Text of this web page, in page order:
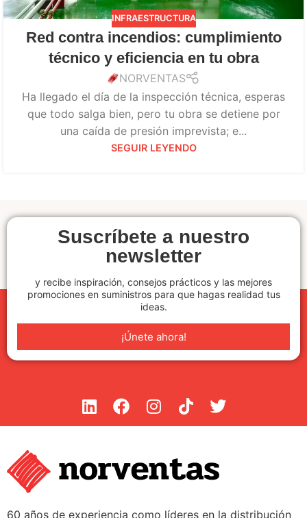
INFRAESTRUCTURA
Red contra incendios: cumplimiento
técnico y eficiencia en tu obra
NORVENTAS
Ha llegado el día de la inspección técnica, esperas
que todo salga bien, pero tu obra se detiene por
una caída de presión imprevista; e...
SEGUIR LEYENDO
Suscríbete a nuestro
newsletter
y recibe inspiración, consejos prácticos y las mejores
promociones en suministros para que hagas realidad tus
ideas.
¡Únete ahora!
60 años de experiencia como líderes en la distribución